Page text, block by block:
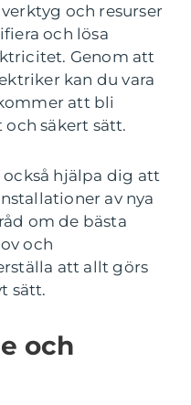
och resurser
och lösa
Genom att
kan du vara
att bli
säkert sätt.
också hjälpa dig att
av nya
om de bästa
och
att allt görs
sätt.
och